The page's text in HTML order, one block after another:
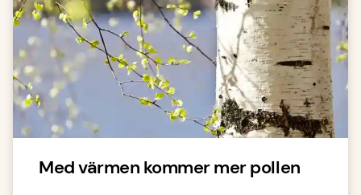
Med värmen kommer mer pollen